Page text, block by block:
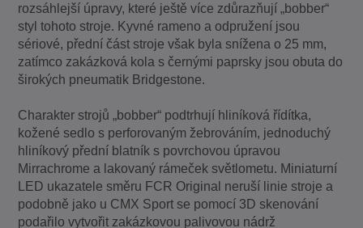
rozsáhlejší úpravy, které ještě více zdůrazňují „bobber“
styl tohoto stroje. Kyvné rameno a odpružení jsou
sériové, přední část stroje však byla snížena o 25 mm,
zatímco zakázková kola s černými paprsky jsou obuta do
širokých pneumatik Bridgestone.
Charakter strojů „bobber“ podtrhují hliníková řídítka,
kožené sedlo s perforovaným žebrováním, jednoduchý
hliníkový přední blatník s povrchovou úpravou
Mirrachrome a lakovaný rámeček světlometu. Miniaturní
LED ukazatele směru FCR Original neruší linie stroje a
podobně jako u CMX Sport se pomocí 3D skenování
podařilo vytvořit zakázkovou palivovou nádrž